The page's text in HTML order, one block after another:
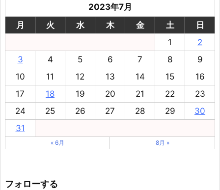
2023年7月
月
火 水 木 金 土
日
1
2
3
4 5 6 7 8
9
10
11 12 13 14 15
16
17
18 19 20 21 22
23
24
25 26 27 28 29
30
31
« 6月 8月 »
フォローする